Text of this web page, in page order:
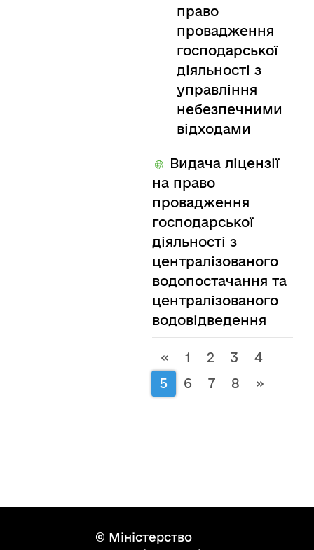
право
провадження
господарської
діяльності з
управління
небезпечними
відходами
Видача ліцензії
на право
провадження
господарської
діяльності з
централізованого
водопостачання та
централізованого
водовідведення
« 1 2 3
4
5
6 7 8 »
© Міністерство